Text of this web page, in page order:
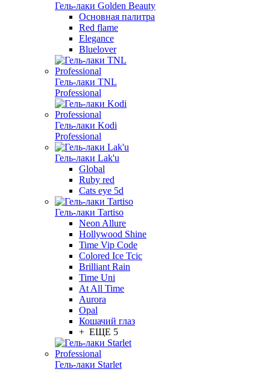
Гель-лаки Golden Beauty
Основная палитра
Red flame
Elegance
Bluelover
Гель-лаки TNL
Professional
Гель-лаки Kodi
Professional
Гель-лаки Lak'u
Global
Ruby red
Cats eye 5d
Гель-лаки Tartiso
Neon Allure
Hollywood Shine
Time Vip Code
Colored Ice Tcic
Brilliant Rain
Time Uni
At All Time
Aurora
Opal
Кошачий глаз
+ ЕЩЕ 5
Гель-лаки Starlet